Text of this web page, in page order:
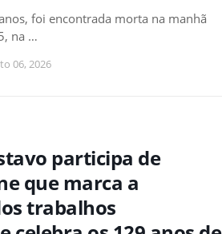
foi encontrada morta na manhã
na …
06, 2026
participa de
que marca a
trabalhos